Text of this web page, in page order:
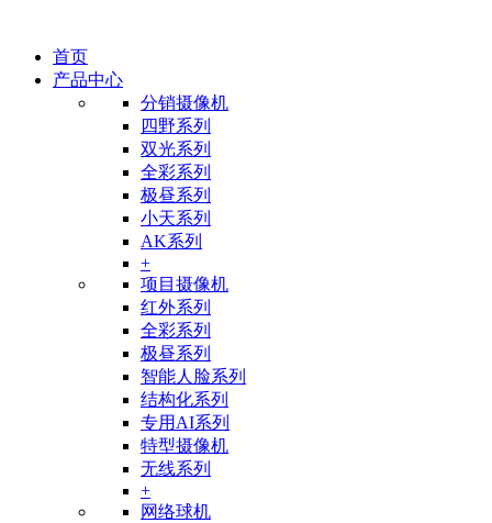
首页
产品中心
分销摄像机
四野系列
双光系列
全彩系列
极昼系列
小天系列
AK系列
+
项目摄像机
红外系列
全彩系列
极昼系列
智能人脸系列
结构化系列
专用AI系列
特型摄像机
无线系列
+
网络球机